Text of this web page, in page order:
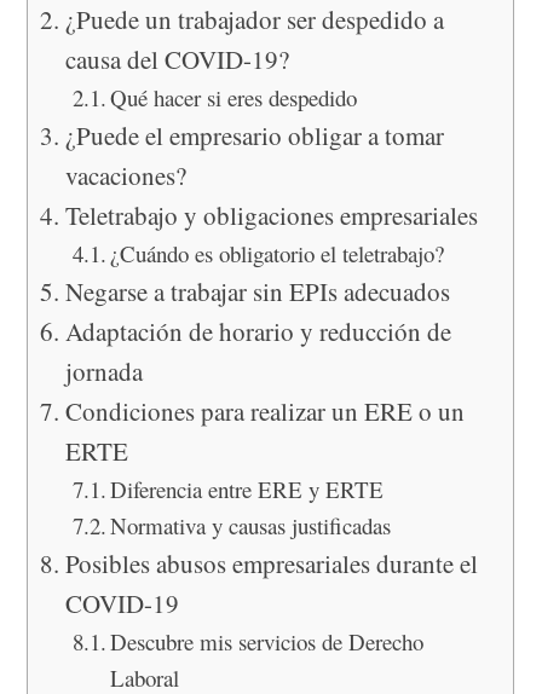
¿Puede un trabajador ser despedido a
causa del COVID-19?
Qué hacer si eres despedido
¿Puede el empresario obligar a tomar
vacaciones?
Teletrabajo y obligaciones empresariales
¿Cuándo es obligatorio el teletrabajo?
Negarse a trabajar sin EPIs adecuados
Adaptación de horario y reducción de
jornada
Condiciones para realizar un ERE o un
ERTE
Diferencia entre ERE y ERTE
Normativa y causas justificadas
Posibles abusos empresariales durante el
COVID-19
Descubre mis servicios de Derecho
Laboral